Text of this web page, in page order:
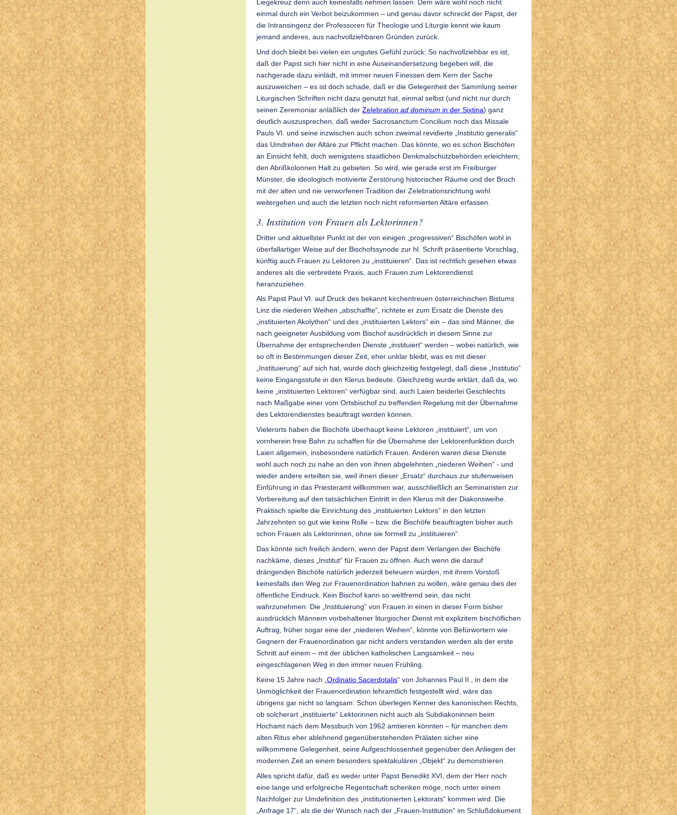
Liegekreuz denn auch keinesfalls nehmen lassen. Dem wäre wohl noch nicht
einmal durch ein Verbot beizukommen – und genau davor schreckt der Papst, der
die Intransingenz der Professoren für Theologie und Liturgie kennt wie kaum
jemand anderes, aus nachvollziehbaren Gründen zurück.
Und doch bleibt bei vielen ein ungutes Gefühl zurück: So nachvollziehbar es ist,
daß der Papst sich hier nicht in eine Auseinandersetzung begeben will, die
nachgerade dazu einlädt, mit immer neuen Finessen dem Kern der Sache
auszuweichen – es ist doch schade, daß er die Gelegenheit der Sammlung seiner
Liturgischen Schriften nicht dazu genutzt hat, einmal selbst (und nicht nur durch
seinen Zeremoniar anläßlich der Zelebration ad dominum in der Sixtina) ganz
deutlich auszusprechen, daß weder Sacrosanctum Concilium noch das Missale
Pauls VI. und seine inzwischen auch schon zweimal revidierte „Institutio generalis“
das Umdrehen der Altäre zur Pflicht machen. Das könnte, wo es schon Bischöfen
an Einsicht fehlt, doch wenigstens staatlichen Denkmalschutzbehörden erleichtern,
den Abrißkolonnen Halt zu gebieten. So wird, wie gerade erst im Freiburger
Münster, die ideologisch motivierte Zerstörung historischer Räume und der Bruch
mit der alten und nie verworfenen Tradition der Zelebrationsrichtung wohl
weitergehen und auch die letzten noch nicht reformierten Altäre erfassen.
3. Institution von Frauen als Lektorinnen?
Dritter und aktuellster Punkt ist der von einigen „progressiven“ Bischöfen wohl in
überfallartiger Weise auf der Bischofssynode zur hl. Schrift präsentierte Vorschlag,
künftig auch Frauen zu Lektoren zu „instituieren“. Das ist rechtlich gesehen etwas
anderes als die verbreitete Praxis, auch Frauen zum Lektorendienst
heranzuziehen.
Als Papst Paul VI. auf Druck des bekannt kirchentreuen österreichischen Bistums
Linz die niederen Weihen „abschaffte“, richtete er zum Ersatz die Dienste des
„instituierten Akolythen“ und des „instituierten Lektors“ ein – das sind Männer, die
nach geeigneter Ausbildung vom Bischof ausdrücklich in diesem Sinne zur
Übernahme der entsprechenden Dienste „instituiert“ werden – wobei natürlich, wie
so oft in Bestimmungen dieser Zeit, eher unklar bleibt, was es mit dieser
„Instituierung“ auf sich hat, wurde doch gleichzeitig festgelegt, daß diese „Institutio“
keine Eingangsstufe in den Klerus bedeute. Gleichzeitig wurde erklärt, daß da, wo
keine „instituierten Lektoren“ verfügbar sind, auch Laien beiderlei Geschlechts
nach Maßgabe einer vom Ortsbischof zu treffenden Regelung mit der Übernahme
des Lektorendienstes beauftragt werden können.
Vielerorts haben die Bischöfe überhaupt keine Lektoren „instituiert“, um von
vornherein freie Bahn zu schaffen für die Übernahme der Lektorenfunktion durch
Laien allgemein, insbesondere natürlich Frauen. Anderen waren diese Dienste
wohl auch noch zu nahe an den von ihnen abgelehnten „niederen Weihen“ - und
wieder andere erteilten sie, weil ihnen dieser „Ersatz“ durchaus zur stufenweisen
Einführung in das Priesteramt willkommen war, ausschließlich an Seminaristen zur
Vorbereitung auf den tatsächlichen Eintritt in den Klerus mit der Diakonsweihe.
Praktisch spielte die Einrichtung des „instituierten Lektors“ in den letzten
Jahrzehnten so gut wie keine Rolle – bzw. die Bischöfe beauftragten bisher auch
schon Frauen als Lektorinnen, ohne sie formell zu „instituieren“.
Das könnte sich freilich ändern, wenn der Papst dem Verlangen der Bischöfe
nachkäme, dieses „Institut“ für Frauen zu öffnen. Auch wenn die darauf
drängenden Bischöfe natürlich jederzeit beteuern würden, mit ihrem Vorstoß
keinesfalls den Weg zur Frauenordination bahnen zu wollen, wäre genau dies der
öffentliche Eindruck. Kein Bischof kann so weltfremd sein, das nicht
wahrzunehmen: Die „Instituierung“ von Frauen in einen in dieser Form bisher
ausdrücklich Männern vorbehaltener liturgischer Dienst mit explizitem bischöflichen
Auftrag, früher sogar eine der „niederen Weihen“, könnte von Befürwortern wie
Gegnern der Frauenordination gar nicht anders verstanden werden als der erste
Schritt auf einem – mit der üblichen katholischen Langsamkeit – neu
eingeschlagenen Weg in den immer neuen Frühling.
Keine 15 Jahre nach „ Ordinatio Sacerdotalis“ von Johannes Paul II., in dem die
Unmöglichkeit der Frauenordination lehramtlich festgestellt wird, wäre das
übrigens gar nicht so langsam. Schon überlegen Kenner des kanonischen Rechts,
ob solcherart „instituierte“ Lektorinnen nicht auch als Subdiakoninnen beim
Hochamt nach dem Messbuch von 1962 amtieren könnten – für manchen dem
alten Ritus eher ablehnend gegenüberstehenden Prälaten sicher eine
willkommene Gelegenheit, seine Aufgeschlossenheit gegenüber den Anliegen der
modernen Zeit an einem besonders spektakulären „Objekt“ zu demonstrieren.
Alles spricht dafür, daß es weder unter Papst Benedikt XVI, dem der Herr noch
eine lange und erfolgreiche Regentschaft schenken möge, noch unter einem
Nachfolger zur Umdefinition des „institutionierten Lektorats“ kommen wird. Die
„Anfrage 17“, als die der Wunsch nach der „Frauen-Institution“ im Schlußdokument